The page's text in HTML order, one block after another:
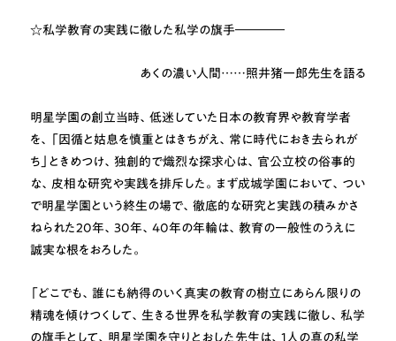
☆私学教育の実践に徹した私学の旗手――――
あくの濃い人間……照井猪一郎先生を語る
明星学園の創立当時、低迷していた日本の教育界や教育学者
を、「因循と姑息を慎重とはきちがえ、常に時代におき去られが
ち」ときめつけ、独創的で熾烈な探求心は、官公立校の俗事的
な、皮相な研究や実践を排斥した。まず成城学園において、つい
で明星学園という終生の場で、徹底的な研究と実践の積みかさ
ねられた20年、30年、40年の年輪は、教育の一般性のうえに
誠実な根をおろした。
「どこでも、誰にも納得のいく真実の教育の樹立にあらん限りの
精魂を傾けつくして、生きる世界を私学教育の実践に徹し、私学
の旗手として、明星学園を守りとおした先生は、1人の真の私学